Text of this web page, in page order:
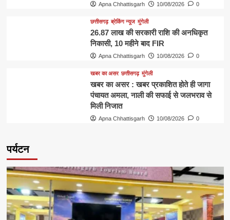
Apna Chhattisgarh 10/08/2026 0
छत्तीसगढ़ ब्रेकिंग न्यूज मुंगेली
26.87 लाख की सरकारी राशि की अनधिकृत
निकासी, 10 महीने बाद FIR
Apna Chhattisgarh 10/08/2026 0
खबर का असर छत्तीसगढ़ मुंगेली
खबर का असर : खबर प्रकाशित होते ही जागा
पंचायत अमला, नाली की सफाई से जलभराव से
मिली निजात
Apna Chhattisgarh 10/08/2026 0
पर्यटन